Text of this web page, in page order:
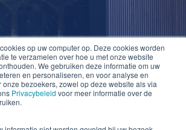
op uw computer op. Deze cookies worden
te verzamelen over hoe u met onze website
We gebruiken deze informatie om uw
en personaliseren, en voor analyse en
bezoekers, zowel op deze website als via
Privacybeleid voor meer informatie over de
74
75